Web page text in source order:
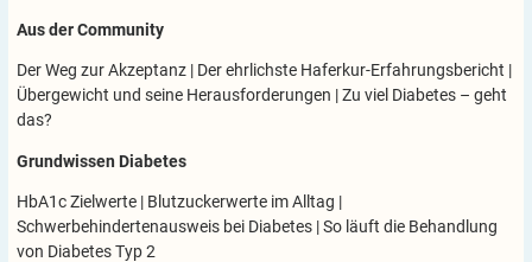
Aus der Community
Der Weg zur Akzeptanz | Der ehrlichste Haferkur-Erfahrungsbericht |
Übergewicht und seine Herausforderungen |Zu viel Diabetes – geht
das?
Grundwissen Diabetes
HbA1c Zielwerte | Blutzuckerwerte im Alltag |
Schwerbehindertenausweis bei Diabetes |So läuft die Behandlung
von Diabetes Typ 2